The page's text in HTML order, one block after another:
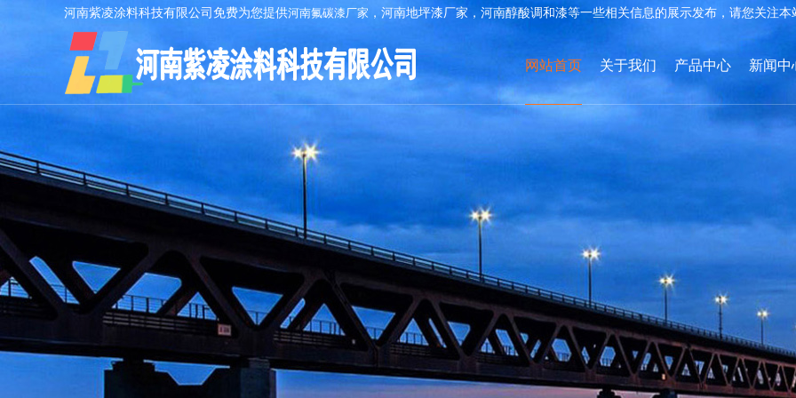
河南紫凌涂料科技有限公司免费为您提供河南氟碳漆厂家 ，河南地坪漆厂家，河南醇酸调和漆等一些相关信息的展示发布，请您关注本
网站首页 关于我们 产品中心 新闻中